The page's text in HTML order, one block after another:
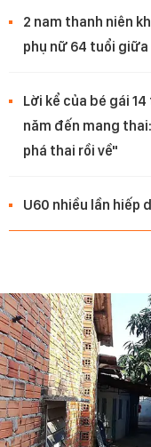
2 nam thanh niên
phụ nữ 64 tuổi
Lời kể của bé gái
năm đến mang
phá thai rồi về"
U60 nhiều lần hiếp